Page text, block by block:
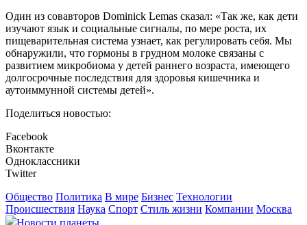
Один из совавторов Dominick Lemas сказал: «Так же, как дети
изучают язык и социальные сигналы, по мере роста, их
пищеварительная система узнает, как регулировать себя. Мы
обнаружили, что гормоны в грудном молоке связаны с
развитием микробиома у детей раннего возраста, имеющего
долгосрочные последствия для здоровья кишечника и
аутоиммунной системы детей».
Поделиться новостью:
Facebook
Вконтакте
Одноклассники
Twitter
Общество Политика В мире Бизнес Технологии
Происшествия Наука Спорт Стиль жизни Компании Москва